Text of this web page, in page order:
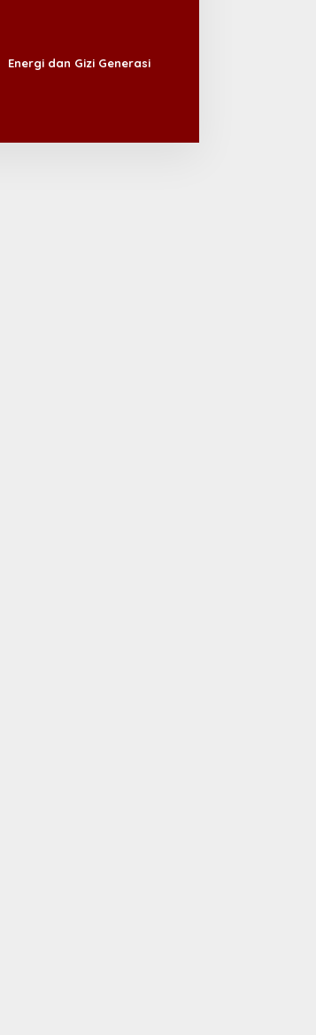
Energi dan Gizi Generasi